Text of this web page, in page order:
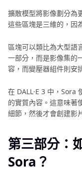
擴散模型將影像劃分為
這些區塊是三維的，因
區塊可以類比為大型語
一部分，而是影像集的
容，而變壓器組件則安
在 DALL·E 3 中，Sora
的實質內容。這意味著
細節，然後才會創建影
第三部分：
Sora？